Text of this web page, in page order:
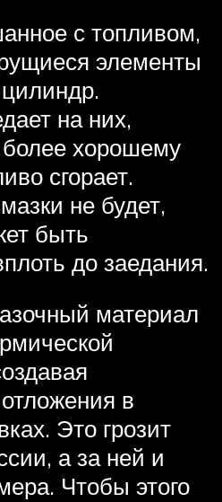
с топливом,
элементы
на них,
более хорошему
сгорает.
не будет,
быть
до заедания.
материал
в
Это грозит
а за ней и
Чтобы этого